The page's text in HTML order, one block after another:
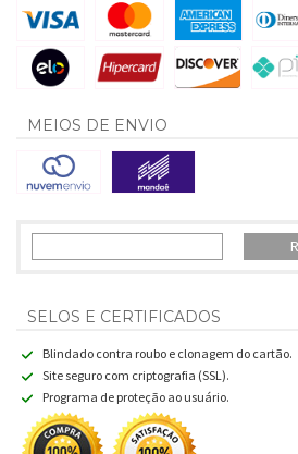
MEIOS DE ENVIO
SELOS E CERTIFICADOS
Blindado contra roubo e clonagem do cartão.
Site seguro com criptografia (SSL).
Programa de proteção ao usuário.